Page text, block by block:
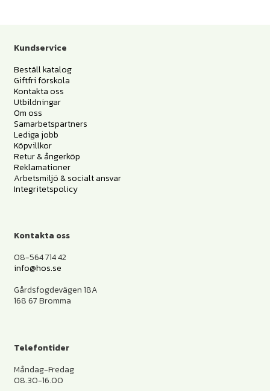
Kundservice
Beställ katalog
Giftfri förskola
Kontakta oss
Utbildningar
Om oss
Samarbetspartners
Lediga jobb
Köpvillkor
Retur & ångerköp
Reklamationer
Arbetsmiljö & socialt ansvar
Integritetspolicy
Kontakta oss
08-564 714 42
info@hos.se
Gårdsfogdevägen 18A
168 67 Bromma
Telefontider
Måndag-Fredag
08.30-16.00